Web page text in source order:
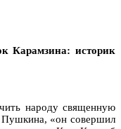
Карамзина: историк
народу священную
«он совершил